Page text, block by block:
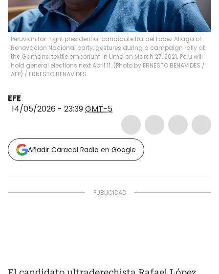
Peruvian far-right presidential candidate Rafael Lopez Aliaga of
Renovacion Nacional party, gestures during a campaign rally at
the Gamarra textile emporium in Lima on March 27, 2021. Peru will
hold general elections next April 11. (Photo by ERNESTO BENAVIDES /
AFP) / ERNESTO BENAVIDES
EFE
14/05/2026 - 23:39GMT-5
Añadir Caracol Radio en Google